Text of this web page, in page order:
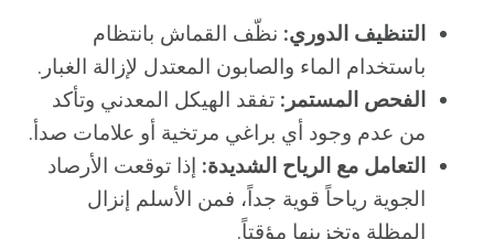
التنظيف الدوري: نظّف القماش بانتظام
باستخدام الماء والصابون المعتدل لإزالة الغبار.
الفحص المستمر: تفقد الهيكل المعدني وتأكد
من عدم وجود أي براغي مرتخية أو علامات صدأ.
التعامل مع الرياح الشديدة: إذا توقعت الأرصاد
الجوية رياحاً قوية جداً، فمن الأسلم إنزال
المظلة وتخزينها مؤقتاً.